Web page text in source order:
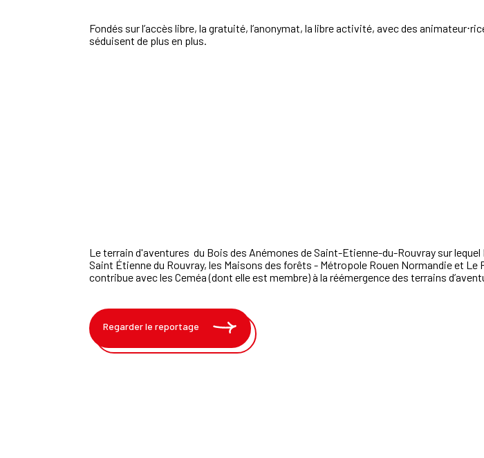
Fondés sur l’accès libre, la gratuité, l’anonymat, la libre activité, avec des
séduisent de plus en plus.
Le terrain d'aventures du Bois des Anémones de Saint-Etienne-du-Rouvray sur
Saint Étienne du Rouvray, les Maisons des forêts - Métropole Rouen Normandie et Le
contribue avec les Ceméa (dont elle est membre) à la réémergence des terrains
Regarder le reportage